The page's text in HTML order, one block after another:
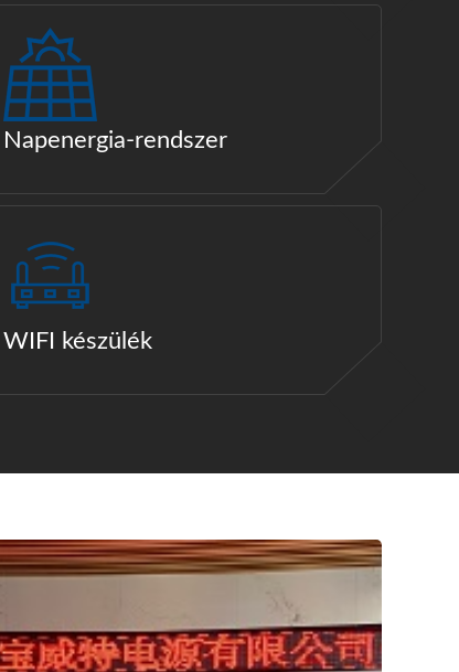
Napenergia-rendszer
WIFI készülék